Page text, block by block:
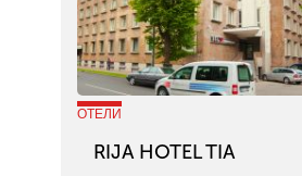
ОТЕЛИ
RIJA HOTEL TIA